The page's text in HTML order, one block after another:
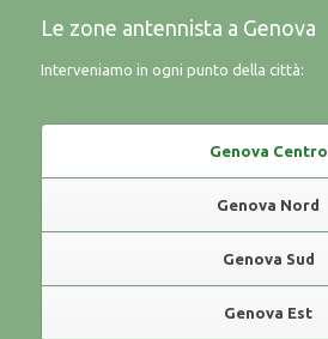
Le zone antennista a Genova
Interveniamo in ogni punto della città:
Genova Centro
Genova Nord
Genova Sud
Genova Est